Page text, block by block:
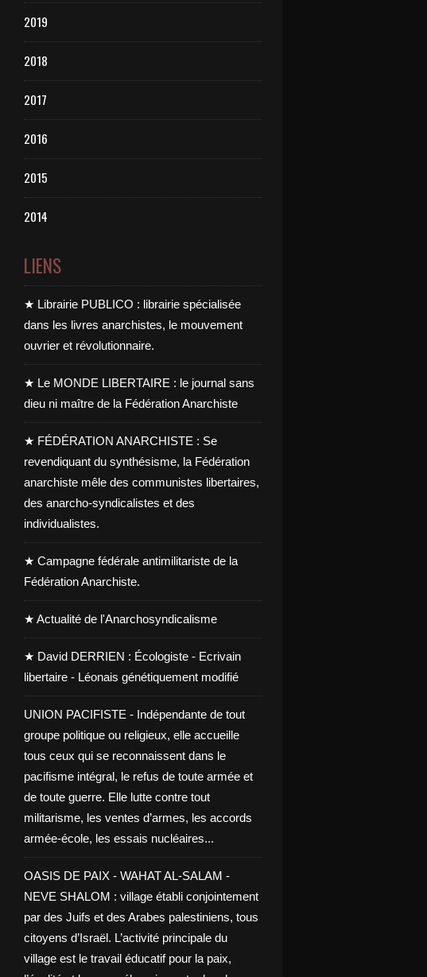
2019
2018
2017
2016
2015
2014
LIENS
★ Librairie PUBLICO : librairie spécialisée
dans les livres anarchistes, le mouvement
ouvrier et révolutionnaire.
★ Le MONDE LIBERTAIRE : le journal sans
dieu ni maître de la Fédération Anarchiste
★ FÉDÉRATION ANARCHISTE : Se
revendiquant du synthésisme, la Fédération
anarchiste mêle des communistes libertaires,
des anarcho-syndicalistes et des
individualistes.
★ Campagne fédérale antimilitariste de la
Fédération Anarchiste.
★ Actualité de l'Anarchosyndicalisme
★ David DERRIEN : Écologiste - Ecrivain
libertaire - Léonais génétiquement modifié
UNION PACIFISTE - Indépendante de tout
groupe politique ou religieux, elle accueille
tous ceux qui se reconnaissent dans le
pacifisme intégral, le refus de toute armée et
de toute guerre. Elle lutte contre tout
militarisme, les ventes d’armes, les accords
armée-école, les essais nucléaires...
OASIS DE PAIX - WAHAT AL-SALAM -
NEVE SHALOM : village établi conjointement
par des Juifs et des Arabes palestiniens, tous
citoyens d’Israël. L’activité principale du
village est le travail éducatif pour la paix,